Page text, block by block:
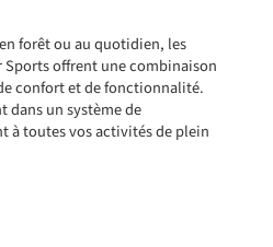
forêt ou au quotidien, les
Sports offrent une combinaison
confort et de fonctionnalité.
dans un système de
à toutes vos activités de plein